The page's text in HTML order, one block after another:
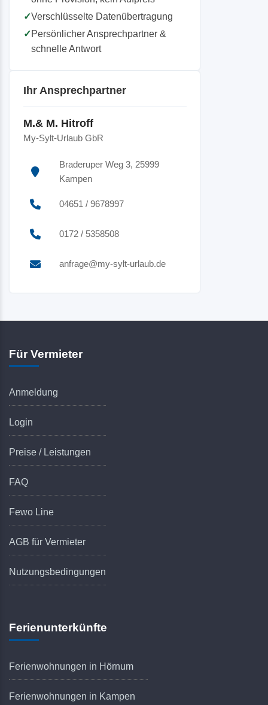
✓Verschlüsselte Datenübertragung
✓Persönlicher Ansprechpartner &
schnelle Antwort
Ihr Ansprechpartner
M.& M. Hitroff
My-Sylt-Urlaub GbR
Braderuper Weg 3, 25999
Kampen
04651 / 9678997
0172 / 5358508
anfrage@my-sylt-urlaub.de
Für Vermieter
Anmeldung
Login
Preise / Leistungen
FAQ
Fewo Line
AGB für Vermieter
Nutzungsbedingungen
Ferienunterkünfte
Ferienwohnungen in Hörnum
Ferienwohnungen in Kampen